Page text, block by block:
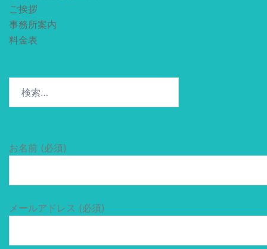
ご挨拶
事務所案内
料金表
お名前 (必須)
メールアドレス (必須)